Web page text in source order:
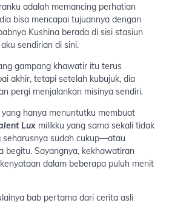
adalah memancing perhatian
bisa mencapai tujuannya dengan
Kushina berada di sisi stasiun
sendirian di sini.
gampang khawatir itu terus
akhir, tetapi setelah kubujuk, dia
pergi menjalankan misinya sendiri.
hanya menuntutku membuat
Lux milikku yang sama sekali tidak
sudah cukup—atau
begitu. Sayangnya, kekhawatiran
dalam beberapa puluh menit
bab pertama dari cerita asli